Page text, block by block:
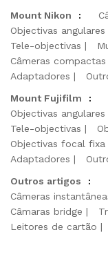
Mount Nikon
:
Objectivas angulares
Tele-objectivas
Câmeras compactas
Adaptadores
Mount Fujifilm
:
Objectivas angulares
Tele-objectivas
Objectivas focal fixa
Adaptadores
Outros artigos
:
Câmeras
Câmaras bridge
Leitores de cartão